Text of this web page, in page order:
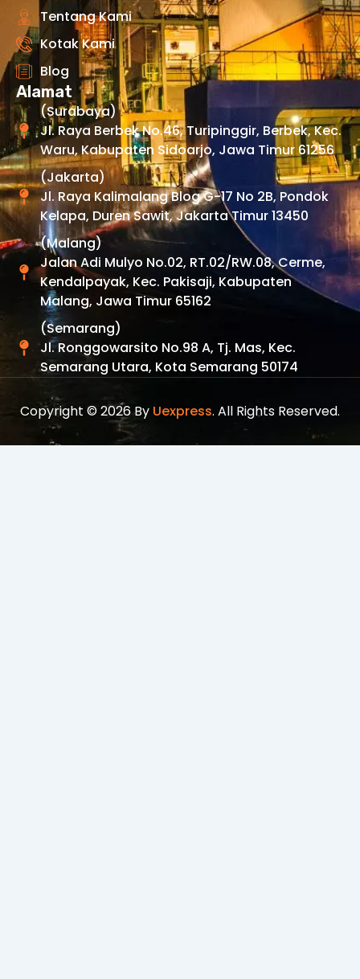
Tentang Kami
Kotak Kami
Blog
Alamat
(Surabaya)
Jl. Raya Berbek No.46, Turipinggir, Berbek, Kec.
Waru, Kabupaten Sidoarjo, Jawa Timur 61256
(Jakarta)
Jl. Raya Kalimalang Blog G-17 No 2B, Pondok
Kelapa, Duren Sawit, Jakarta Timur 13450
(Malang)
Jalan Adi Mulyo No.02, RT.02/RW.08, Cerme,
Kendalpayak, Kec. Pakisaji, Kabupaten
Malang, Jawa Timur 65162
(Semarang)
Jl. Ronggowarsito No.98 A, Tj. Mas, Kec.
Semarang Utara, Kota Semarang 50174
Copyright © 2026 By Uexpress. All Rights Reserved.